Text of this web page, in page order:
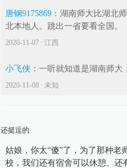
唐钢9175869 ： 湖南师大比湖北
北本地人。跳出一省要看全国。
2020-11-07 ∙ 江西
小飞侠 ： 一听就知道是湖南师大
2020-11-08 ∙ 未知
还挺逗的
姑娘，你太“傻”了，为了那种
校，我们还有宿舍可以休憩、还